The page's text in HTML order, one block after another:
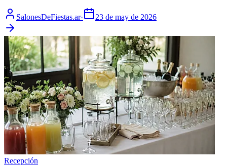
SalonesDeFiestas.ar· 23 de may de 2026
Recepción